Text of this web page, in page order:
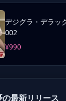
デジグラ・デラッ
002
¥990
最新リリース